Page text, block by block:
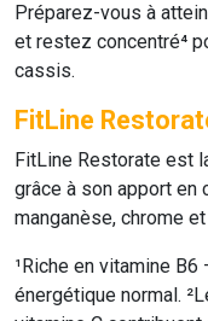
Préparez-vous à
et restez concentré⁴
cassis.
FitLine
FitLine Restorate est
grâce à son apport en
manganèse, chrome
¹Riche en vitamine
énergétique normal.